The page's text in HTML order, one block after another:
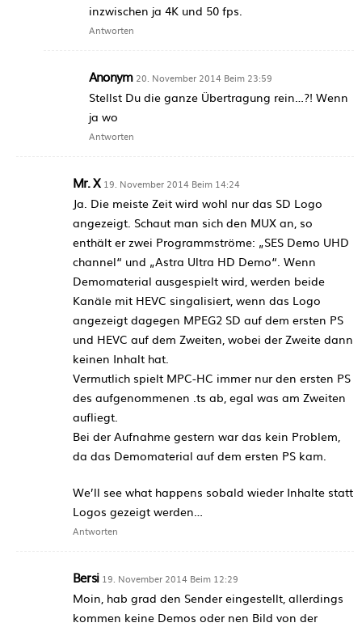
inzwischen ja 4K und 50 fps.
Antworten
Anonym 20. November 2014 Beim 23:59
Stellst Du die ganze Übertragung rein…?! Wenn
ja wo
Antworten
Mr. X 19. November 2014 Beim 14:24
Ja. Die meiste Zeit wird wohl nur das SD Logo
angezeigt. Schaut man sich den MUX an, so
enthält er zwei Programmströme: „SES Demo UHD
channel“ und „Astra Ultra HD Demo“. Wenn
Demomaterial ausgespielt wird, werden beide
Kanäle mit HEVC singalisiert, wenn das Logo
angezeigt dagegen MPEG2 SD auf dem ersten PS
und HEVC auf dem Zweiten, wobei der Zweite dann
keinen Inhalt hat.
Vermutlich spielt MPC-HC immer nur den ersten PS
des aufgenommenen .ts ab, egal was am Zweiten
aufliegt.
Bei der Aufnahme gestern war das kein Problem,
da das Demomaterial auf dem ersten PS kam.
We’ll see what happens sobald wieder Inhalte statt
Logos gezeigt werden…
Antworten
Bersi 19. November 2014 Beim 12:29
Moin, hab grad den Sender eingestellt, allerdings
kommen keine Demos oder nen Bild von der